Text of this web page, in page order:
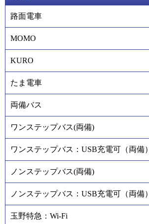
路面電車
MOMO
KURO
たま電車
両備バス
ワンステップバス(両備)
ワンステップバス：USB充電可（両備）
ノンステップバス(両備)
ノンステップバス：USB充電可（両備）
玉野特急：Wi-Fi